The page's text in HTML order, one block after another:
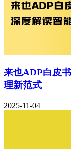
来也ADP白皮
理新范式
2025-11-04